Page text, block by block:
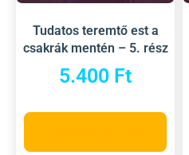
Tudatos teremtő est a
csakrák mentén – 5. rész
5.400 Ft